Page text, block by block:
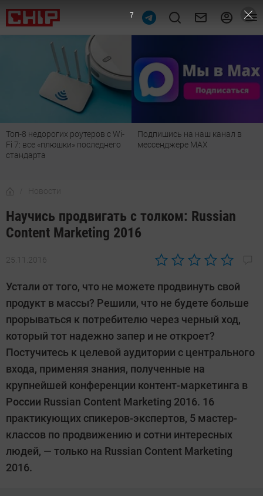
Подпишись на наш канал в
мессенджере МАХ
Рейтинг телевизоров 2026:
лучшие модели для гостиной,
Новости
Научись продвигать с толком: Russian
Content Marketing 2016
25.11.2016
Автор:
Устали от того, что не можете продвинуть свой
продукт в массы? Решили, что не будете больше
прорываться к потребителю через черный ход,
который тот надежно запер и не откроет?
Постучитесь к целевой аудитории с центрального
входа, применяя знания, полученные на
крупнейшей конференции контент-маркетинга в
России Russian Content Marketing 2016. 16
практикующих спикеров-экспертов, 5 мастер-
классов по продвижению и сотни интересных
людей, — только на Russian Content Marketing
2016.
6